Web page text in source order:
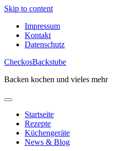
Skip to content
Impressum
Kontakt
Datenschutz
CheckosBackstube
Backen kochen und vieles mehr
Startseite
Rezepte
Küchengeräte
News & Blog